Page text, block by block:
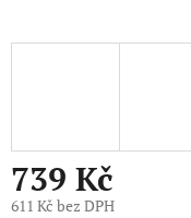
739 Kč
611 Kč bez DPH